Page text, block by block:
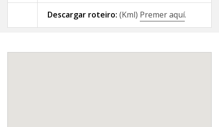
09 - A Gándara - Santiago de
Compostela
Descargar roteiro: (Kml) Premer aquí.